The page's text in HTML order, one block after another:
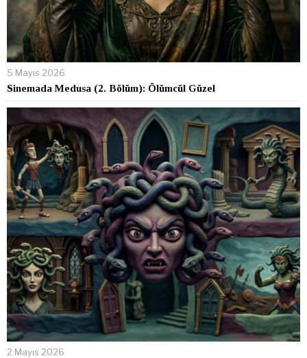
5 Mayıs 2026
Sinemada Medusa (2. Bölüm): Ölümcül Güzel
2 Mayıs 2026